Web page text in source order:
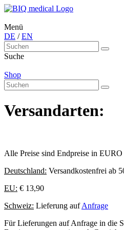
Menü
DE /EN
Suche
Shop
Versandarten:
Alle Preise sind Endpreise in EURO
Deutschland: Versandkostenfrei ab
EU: € 13,90
Schweiz: Lieferung aufAnfrage
Für Lieferungen auf Anfrage in die